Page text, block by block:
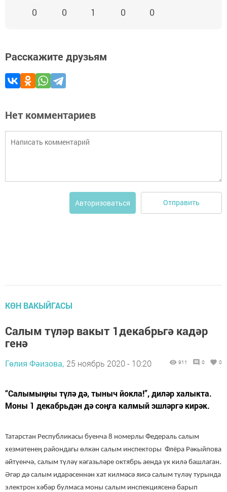
0 0 1 0 0
Расскажите друзьям
Нет комментариев
Авторизоваться Отправить
КӨН ВАКЫЙГАСЫ
Салым түләр вакыт 1декабрьгә кадәр
генә
Гөлия Фәизова, 25 ноябрь 2020 - 10:20 911 0 0
“Салымыңны түлә дә, тыныч йокла!”, диләр халыкта.
Моны 1 декабрьдән дә соңга калмый эшләргә кирәк.
Татарстан Республикасы буенча 8 номерлы Федераль салым
хезмәтенең райондагы өлкән салым инспекторы Флёра Рәкыйпова
әйтүенчә, салым түләү кәгазьләре октябрь аенда үк килә башлаган.
Әгәр дә салым идарәсеннән хат килмәсә яисә салым түләү турында
электрон хәбәр булмаса моны салым инспекциясенә барып